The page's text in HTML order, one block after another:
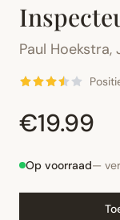
Paul Hoekstra,
€19.99
Op voorraad—